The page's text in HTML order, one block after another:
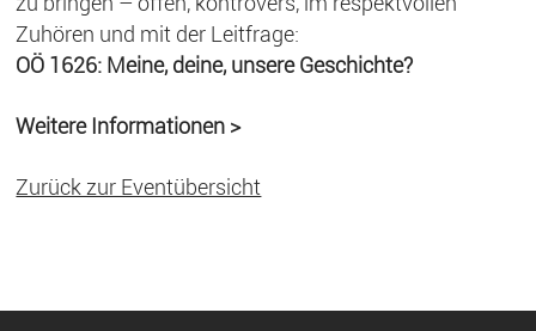
Zuhören und mit der Leitfrage:
OÖ 1626: Meine, deine, unsere Geschichte?
Weitere Informationen >
Zurück zur Eventübersicht